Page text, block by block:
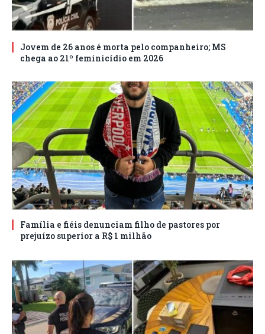
Jovem de 26 anos é morta pelo companheiro; MS
chega ao 21º feminicídio em 2026
Família e fiéis denunciam filho de pastores por
prejuízo superior a R$ 1 milhão